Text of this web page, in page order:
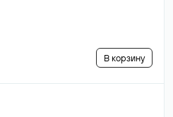
В корзину